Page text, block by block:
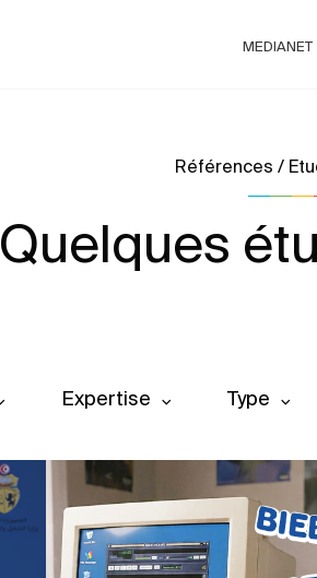
MEDIANET
Références /
Quelques
Expertise Type
Campagne digitale
Banque et finance